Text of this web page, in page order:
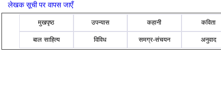
लेखक सूची पर वापस जाएँ
मुखपृष्ठ उपन्यास कहानी कविता
बाल साहित्य विविध समग्र-संचयन अनुवाद